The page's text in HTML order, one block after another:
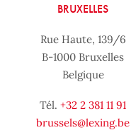
BRUXELLES
Rue Haute, 139/6
B-1000 Bruxelles
Belgique
Tél. +32 2 381 11 91
brussels@lexing.be